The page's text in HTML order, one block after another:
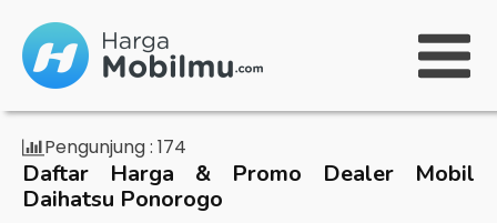
Pengunjung : 174
Daftar Harga & Promo Dealer Mobil
Daihatsu Ponorogo